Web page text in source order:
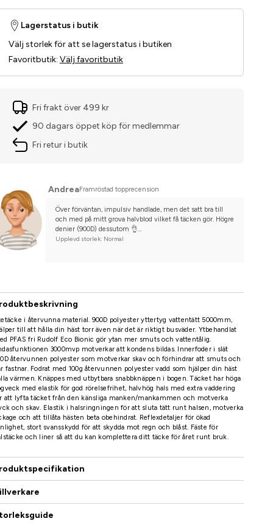
Lagerstatus i butik
Välj storlek för att se lagerstatus i butiken
Favoritbutik: Välj favoritbutik
Fri frakt över 499 kr
90 dagars öppet köp för medlemmar
Fri retur i butik
AndreaFramröstad topprecension
Över förväntan, impulsiv handlade, men det satt bra till
och med på mitt grova halvblod vilket få täcken gör. Högre
denier (900D) dessutom 👌
Hade inte förstått att det var reflexpiping, så det blev en
Upplevd storlek: Normal
i återvunna material. 900D polyester yttertyg vattentätt 5000mm,
till att hålla din häst torr även när det är riktigt busväder. Ytbehandlat
PFAS fri Rudolf Eco Bionic gör ytan mer smuts och vattentålig.
3000mvp motverkar att kondens bildas. Innerfoder i slät
återvunnen polyester som motverkar skav och förhindrar att smuts och
fastnar. Fodrat med 100g återvunnen polyester vadd som hjälper din häst
värmen. Knäppes med utbytbara snabbknäppen i bogen. Täcket har höga
med elastik för god rörelsefrihet, halvhög hals med extra vaddering
att lyfta täcket från den känsliga manken/mankammen och motverka
och skav. Elastik i halsringningen för att sluta tätt runt halsen, motverka
och att tillåta hästen beta obehindrat. Reflexdetaljer för ökad
stort svansskydd för att skydda mot regn och blåst. Fäste för
och liner så att du kan komplettera ditt täcke för året runt bruk.